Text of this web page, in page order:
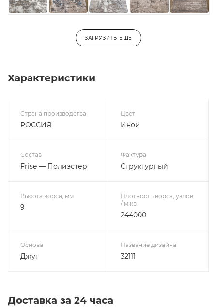
ЗАГРУЗИТЬ ЕЩЕ
Характеристики
Страна производства
РОССИЯ
Цвет
Иной
Состав
Frise — Полиэстер
Фактура
Структурный
Высота ворса, мм
9
Плотность ворса, узлов
/ м.кв
244000
Основа
Джут
Название дизайна
32111
Доставка за 24 часа